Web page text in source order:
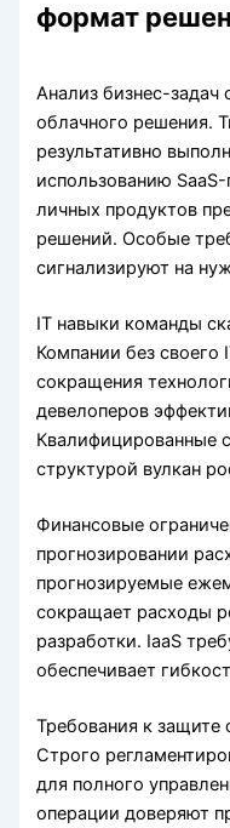
формат
Анализ бизнес-
облачного решения.
результативно
использованию
личных продуктов
решений. Особые
сигнализируют на
IT навыки команды
Компании без своего
сокращения
девелоперов
Квалифицированные
структурой вулкан
Финансовые
прогнозировании
прогнозируемые
сокращает расходы
разработки. IaaS
обеспечивает
Требования к защите
Строго
для полного
операции доверяют